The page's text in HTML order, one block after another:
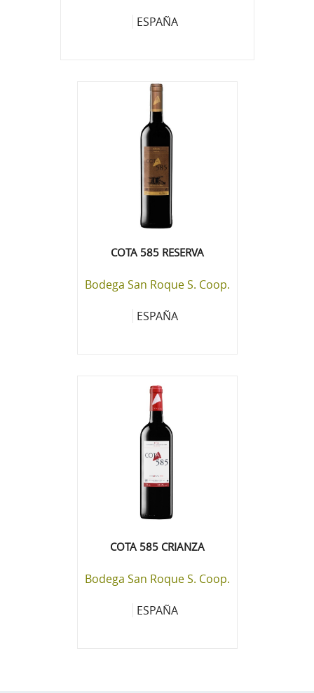
ESPAÑA
COTA 585 RESERVA
Bodega San Roque S. Coop.
ESPAÑA
COTA 585 CRIANZA
Bodega San Roque S. Coop.
ESPAÑA